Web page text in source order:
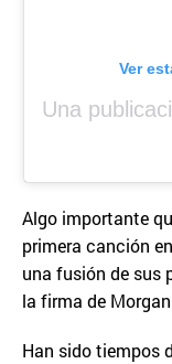
Ver
Algo importante
primera canción
una fusión de sus
la firma de
Han sido tiempos